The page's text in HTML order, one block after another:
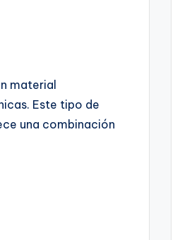
material
Este tipo de
una combinación